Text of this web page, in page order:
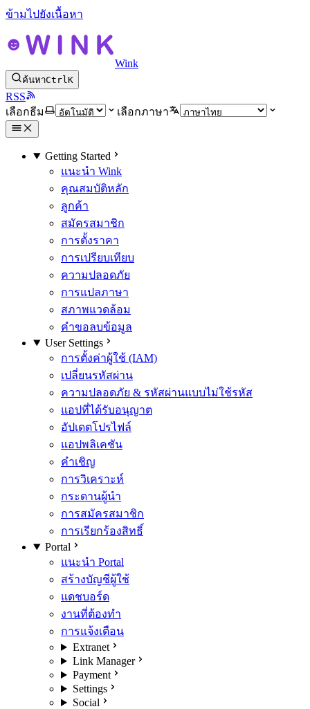
ข้ามไปยังเนื้อหา
Wink
ค้นหาCtrlK
RSS
เลือกธีม
เลือกภาษา
Getting Started
แนะนำ Wink
คุณสมบัติหลัก
ลูกค้า
สมัครสมาชิก
การตั้งราคา
การเปรียบเทียบ
ความปลอดภัย
การแปลภาษา
สภาพแวดล้อม
คำขอลบข้อมูล
User Settings
การตั้งค่าผู้ใช้ (IAM)
เปลี่ยนรหัสผ่าน
ความปลอดภัย & รหัสผ่านแบบไม่ใช้รหัส
แอปที่ได้รับอนุญาต
อัปเดตโปรไฟล์
แอปพลิเคชัน
คำเชิญ
การวิเคราะห์
กระดานผู้นำ
การสมัครสมาชิก
การเรียกร้องสิทธิ์
Portal
แนะนำ Portal
สร้างบัญชีผู้ใช้
แดชบอร์ด
งานที่ต้องทำ
การแจ้งเตือน
Extranet
Link Manager
Payment
Settings
Social